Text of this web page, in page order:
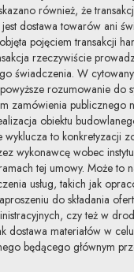
również, że
dostawa towarów ani
pojęciem transakcji
rzeczywiście
świadczenia. W
powyższe rozumowanie do
zamówienia publicznego
obiektu
wyklucza to konkretyzacji
wykonawcę wobec
tej umowy. Może to
usług, takich jak
do składania
czy też w
dostawa materiałów w
będącego głównym